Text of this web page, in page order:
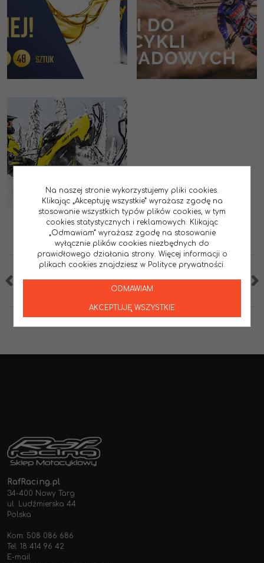
RafRacing.pl
34-400 Nowy Targ
ul. Ludźmierska 44
Polska
Kom: 508 086 686
Tel: 18 414 96 42
E-mail
Na naszej stronie wykorzystujemy pliki cookies.
Klikając „Akceptuję wszystkie” wyrażasz zgodę na
stosowanie wszystkich typów plików cookies, w tym
cookies statystycznych i reklamowych. Klikając
„Odmawiam” wyrażasz zgodę na stosowanie
wyłącznie plików cookies niezbędnych do
prawidłowego działania strony. Więcej informacji o
plikach cookies znajdziesz w Polityce prywatności.
ODMAWIAM
AKCEPTUJĘ WSZYSTKIE